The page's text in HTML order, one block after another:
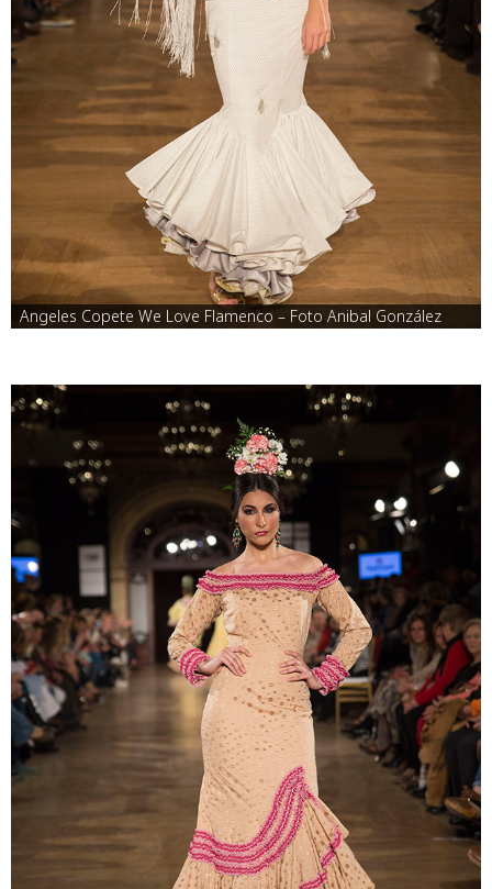
Angeles Copete We Love Flamenco – Foto Anibal González